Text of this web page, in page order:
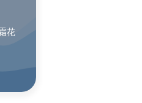
花